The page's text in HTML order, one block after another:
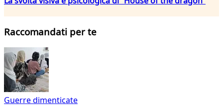
Raccomandati per te
Guerre dimenticate